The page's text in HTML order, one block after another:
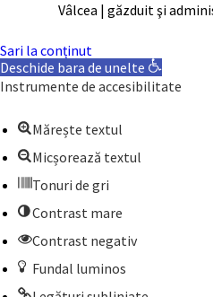
Vâlcea | găzduit şi
Sari la conținut
Deschide bara de unelte
Instrumente de accesibilitate
Mărește textul
Micșorează textul
Tonuri de gri
Contrast mare
Contrast negativ
Fundal luminos